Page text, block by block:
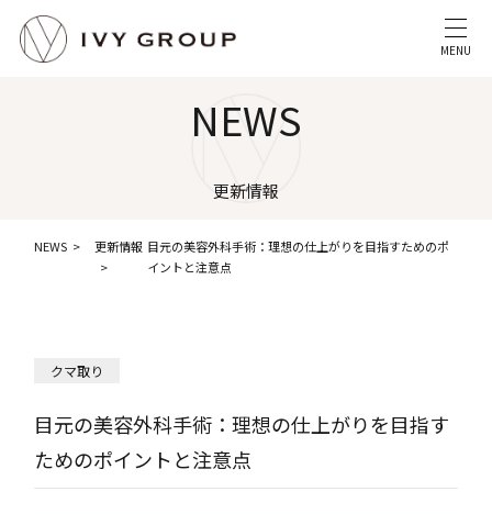
MENU
NEWS
更新情報
NEWS 更新情報 目元の美容外科手術：理想の仕上がりを目指すためのポ
イントと注意点
クマ取り
目元の美容外科手術：理想の仕上がりを目指す
ためのポイントと注意点